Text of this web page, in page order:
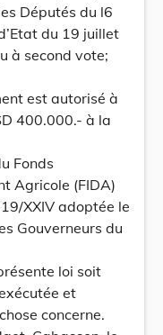
Députés du l6
du 19 juillet
à second vote;
est autorisé à
400.000.- à la
Fonds
Agricole (FIDA)
XXIV adoptée le
Gouverneurs du
loi soit
et
concerne.